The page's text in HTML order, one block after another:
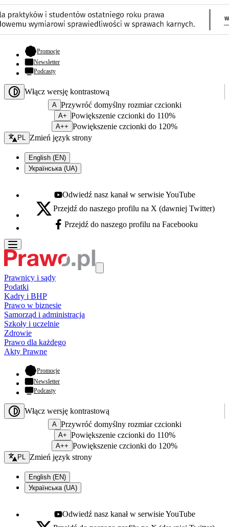
Promocje- otwiera się w nowej karcie
Newsletter
Podcasty
Włącz wersję kontrastową
A Przywróć domyślny rozmiar czcionki
A+ Powiększenie czcionki do 110%
A++ Powiększenie czcionki do 120%
Zmień język - bieżący:
PL Zmień język strony
English (EN)
Українська (UA)
Youtube - otwiera się w nowej karcie
Odwiedź nasz kanał w serwisie YouTube
X - otwiera się w nowej karcie
Przejdź do naszego profilu na X (dawniej Twitter)
Facebook - otwiera się w nowej karcie
Przejdź do naszego profilu na Facebooku
Prawnicy i sądy
Podatki
Kadry i BHP
Prawo w biznesie
Samorząd i administracja
Szkoły i uczelnie
Zdrowie
Prawo dla każdego
Akty Prawne
Promocje- otwiera się w nowej karcie
Newsletter
Podcasty
Włącz wersję kontrastową
A Przywróć domyślny rozmiar czcionki
A+ Powiększenie czcionki do 110%
A++ Powiększenie czcionki do 120%
Zmień język - bieżący:
PL Zmień język strony
English (EN)
Українська (UA)
Youtube - otwiera się w nowej karcie
Odwiedź nasz kanał w serwisie YouTube